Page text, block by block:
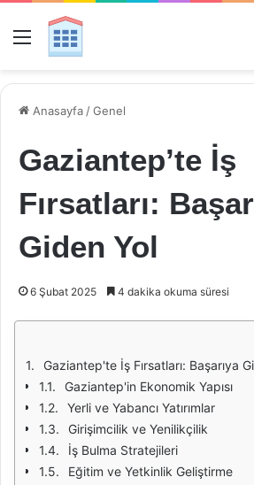
Menü
Anasayfa /Genel
Gaziantep’te İş
Fırsatları:
Giden Yol
6 Şubat 2025 4 dakika okuma süresi
Gaziantep'te İş Fırsatları: Başarıya
Gaziantep'in Ekonomik Yapısı
Yerli ve Yabancı Yatırımlar
Girişimcilik ve Yenilikçilik
İş Bulma Stratejileri
Eğitim ve Yetkinlik Geliştirme